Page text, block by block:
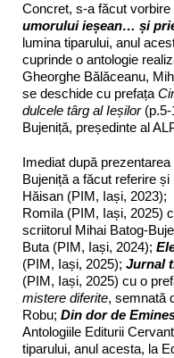
Concret, s-a făcut vorbire
umorului ieșean… și
lumina tiparului, anul
cuprinde o antologie
Gheorghe Bălăceanu,
se deschide cu prefața
dulcele târg al Ieșilor(p.5-
Bujeniță, președinte al
Imediat după
Bujeniță a făcut referire și
Hăisan (PIM, Iași, 2023);
Romila (PIM, Iași, 2025)
scriitorul Mihai Batog-
Buta (PIM, Iași, 2024);
(PIM, Iași, 2025); Jurnal
(PIM, Iași, 2025) cu o
mistere diferite, semnată
Robu; Din dor de
Antologiile Editurii
tiparului, anul acesta, la